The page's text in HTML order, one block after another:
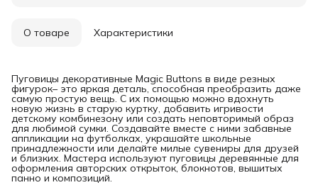
О товаре Характеристики
Пуговицы декоративные Magic Buttons в виде резных
фигурок– это яркая деталь, способная преобразить даже
самую простую вещь. С их помощью можно вдохнуть
новую жизнь в старую куртку, добавить игривости
детскому комбинезону или создать неповторимый образ
для любимой сумки. Создавайте вместе с ними забавные
аппликации на футболках, украшайте школьные
принадлежности или делайте милые сувениры для друзей
и близких. Мастера используют пуговицы деревянные для
оформления авторских открыток, блокнотов, вышитых
панно и композиций.